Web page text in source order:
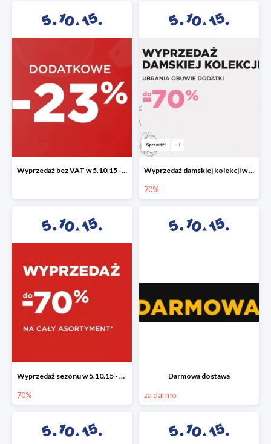
Wyprzedaż bez VAT w 5.10.15 - dodatkowe -23% rabatu Wyprzedaż damskiej kolekcji w 5.10.15 - ubrania, obuwie i dodatki do -70%
70%
Wyprzedaż sezonu w 5.10.15 - cały asortyment -70%
70%
Darmowa dostawa
za darmo